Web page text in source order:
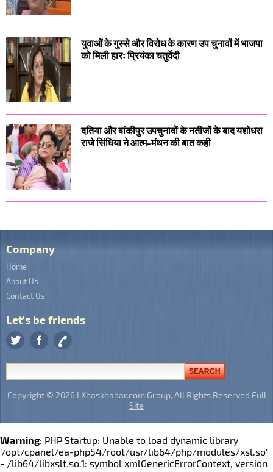
युवाओं के गुस्से और विरोध के कारण उप चुनावों में भाजपा
को मिली हारः प्रियंका चतुर्वेदी
दतिया और बांकीपुर उपचुनावों के नतीजों के बाद यशोधरा
राजे सिंधिया ने आत्म-मंथन की बात कही
Company
Home
About Us
Contact Us
Let's be friends
Copyright © 2026 I Khaskhabar.com Group, All Rights Reserved Full
Site
Warning: PHP Startup: Unable to load dynamic library
'/opt/cpanel/ea-php54/root/usr/lib64/php/modules/xsl.so'
- /lib64/libxslt.so.1: symbol xmlGenericErrorContext, version